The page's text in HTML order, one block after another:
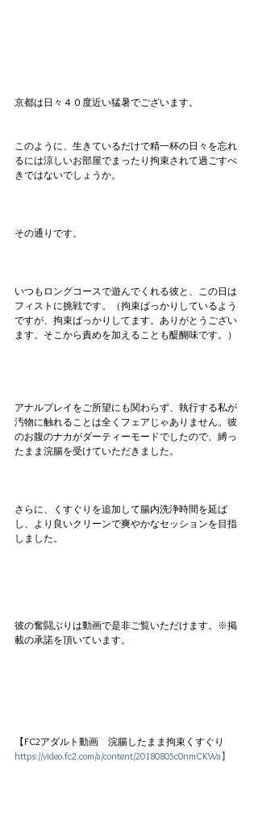
京都は日々４０度近い猛暑でございます。
このように、生きているだけで精一杯の日々を忘れ
るには涼しいお部屋でまったり拘束されて過ごすべ
きではないでしょうか。
その通りです。
いつもロングコースで遊んでくれる彼と、この日は
フィストに挑戦です。（拘束ばっかりしているよう
ですが、拘束ばっかりしてます。ありがとうござい
ます。そこから責めを加えることも醍醐味です。）
アナルプレイをご所望にも関わらず、執行する私が
汚物に触れることは全くフェアじゃありません。彼
のお腹のナカがダーティーモードでしたので、縛っ
たまま浣腸を受けていただきました。
さらに、くすぐりを追加して腸内洗浄時間を延ば
し、より良いクリーンで爽やかなセッションを目指
しました。
彼の奮闘ぶりは動画で是非ご覧いただけます。※掲
載の承諾を頂いています。
【FC2アダルト動画　浣腸したまま拘束くすぐり
https://video.fc2.com/a/content/20180805c0nmCKWa】